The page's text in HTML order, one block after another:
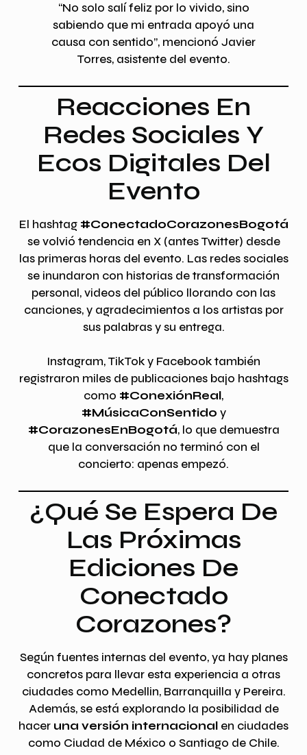
“No solo salí feliz por lo vivido, sino
sabiendo que mi entrada apoyó una
causa con sentido”, mencionó Javier
Torres, asistente del evento.
Reacciones En
Redes Sociales Y
Ecos Digitales Del
Evento
El hashtag #ConectadoCorazonesBogotá
se volvió tendencia en X (antes Twitter) desde
las primeras horas del evento. Las redes sociales
se inundaron con historias de transformación
personal, videos del público llorando con las
canciones, y agradecimientos a los artistas por
sus palabras y su entrega.
Instagram, TikTok y Facebook también
registraron miles de publicaciones bajo hashtags
como #ConexiónReal,
#MúsicaConSentido y
#CorazonesEnBogotá, lo que demuestra
que la conversación no terminó con el
concierto: apenas empezó.
¿Qué Se Espera De
Las Próximas
Ediciones De
Conectado
Corazones?
Según fuentes internas del evento, ya hay planes
concretos para llevar esta experiencia a otras
ciudades como Medellin, Barranquilla y Pereira.
Además, se está explorando la posibilidad de
hacer una versión internacional en ciudades
como Ciudad de México o Santiago de Chile.